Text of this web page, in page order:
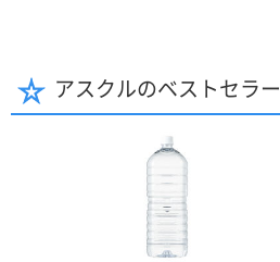
アスクルのベストセラー